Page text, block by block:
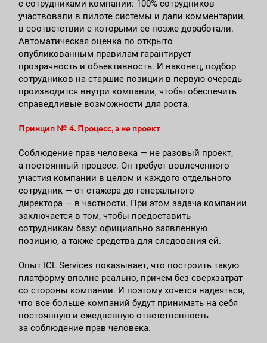
с сотрудниками компании: 100% сотрудников
участвовали в пилоте системы и дали комментарии,
в соответствии с которыми ее позже доработали.
Автоматическая оценка по открыто
опубликованным правилам гарантирует
прозрачность и объективность. И наконец, подбор
сотрудников на старшие позиции в первую очередь
производится внутри компании, чтобы обеспечить
справедливые возможности для роста.
Принцип № 4. Процесс, а не проект
Соблюдение прав человека — не разовый проект,
а постоянный процесс. Он требует вовлеченного
участия компании в целом и каждого отдельного
сотрудник — от стажера до генерального
директора — в частности. При этом задача компании
заключается в том, чтобы предоставить
сотрудникам базу: официально заявленную
позицию, а также средства для следования ей.
Опыт ICL Services показывает, что построить такую
платформу вполне реально, причем без сверхзатрат
со стороны компании. И поэтому хочется надеяться,
что все больше компаний будут принимать на себя
постоянную и ежедневную ответственность
за соблюдение прав человека.